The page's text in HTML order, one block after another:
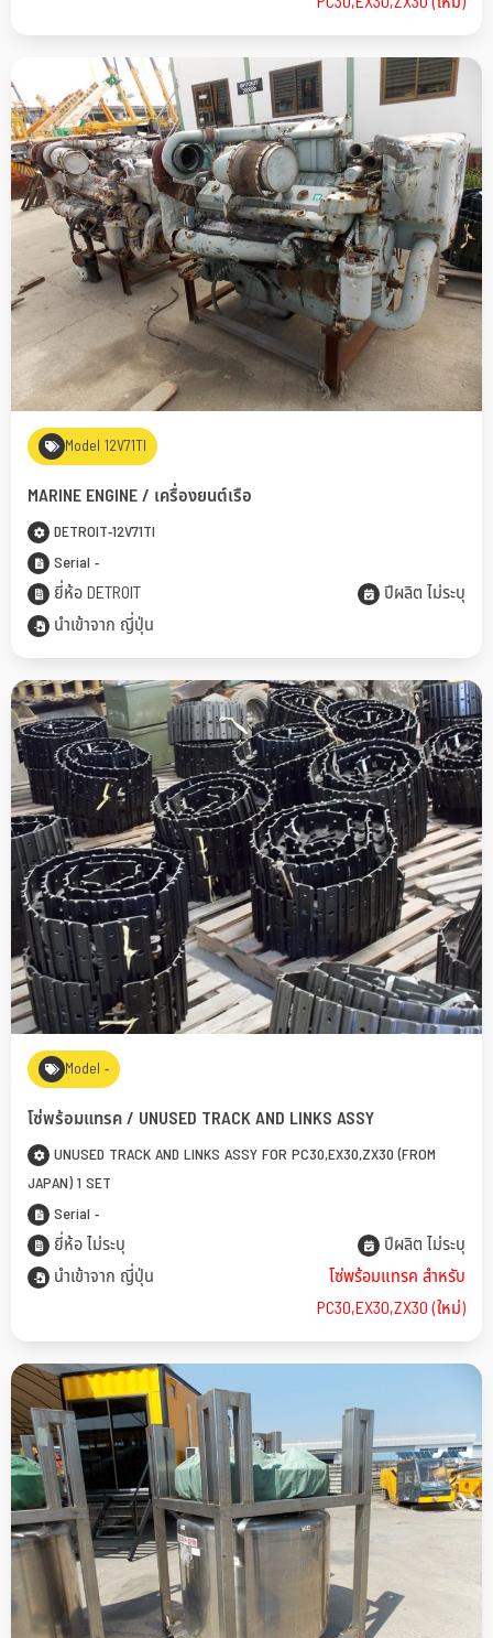
Model 12V71TI
MARINE ENGINE ​/ เครื่องยนต์เรือ
DETROIT-12V71TI
Serial -
ยี่ห้อ DETROIT
ปีผลิต ไม่ระบุ
นำเข้าจาก ญี่ปุ่น
Model -
โซ่พร้อมแทรค / UNUSED TRACK AND LINKS ASSY
UNUSED TRACK AND LINKS ASSY FOR PC30,EX30,ZX30 (FROM
JAPAN) 1 SET
Serial -
ยี่ห้อ ไม่ระบุ
ปีผลิต ไม่ระบุ
นำเข้าจาก ญี่ปุ่น
โซ่พร้อมแทรค สำหรับ
PC30,EX30,ZX30 (ใหม่)